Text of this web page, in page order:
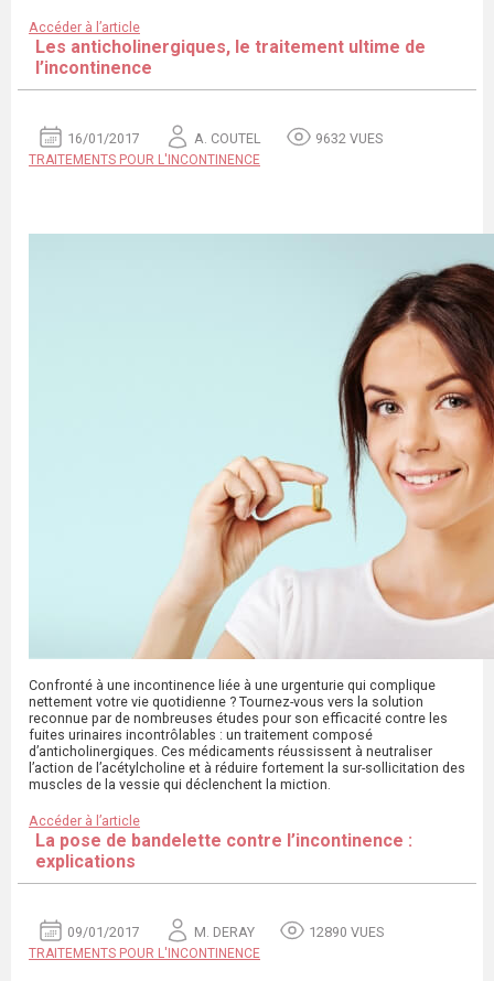
Accéder à l’article
Les anticholinergiques, le traitement ultime de
l’incontinence
16/01/2017 A. COUTEL 9632 VUES
TRAITEMENTS POUR L'INCONTINENCE
Confronté à une incontinence liée à une urgenturie qui complique
nettement votre vie quotidienne ? Tournez-vous vers la solution
reconnue par de nombreuses études pour son efficacité contre les
fuites urinaires incontrôlables : un traitement composé
d’anticholinergiques. Ces médicaments réussissent à neutraliser
l’action de l’acétylcholine et à réduire fortement la sur-sollicitation des
muscles de la vessie qui déclenchent la miction.
Accéder à l’article
La pose de bandelette contre l’incontinence :
explications
09/01/2017 M. DERAY 12890 VUES
TRAITEMENTS POUR L'INCONTINENCE